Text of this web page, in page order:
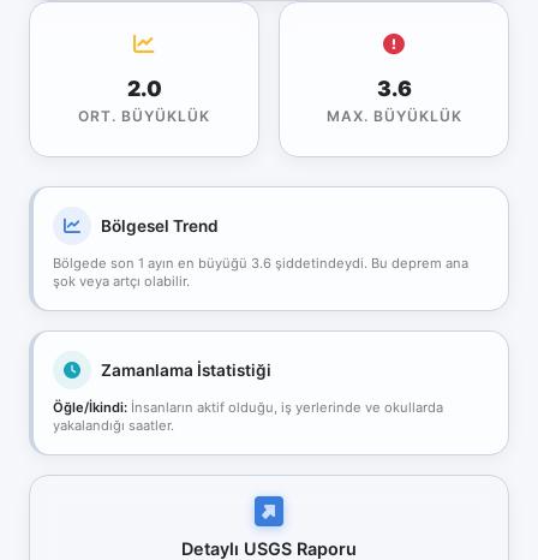
2.0
ORT. BÜYÜKLÜK
3.6
MAX. BÜYÜKLÜK
Bölgesel Trend
Bölgede son 1 ayın en büyüğü 3.6 şiddetindeydi. Bu deprem ana
şok veya artçı olabilir.
Zamanlama İstatistiği
Öğle/İkindi: İnsanların aktif olduğu, iş yerlerinde ve okullarda
yakalandığı saatler.
Detaylı USGS Raporu